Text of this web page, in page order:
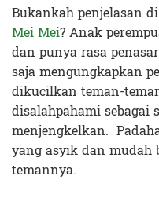
Bukankah penjelasan
Mei Mei?Anak
dan punya rasa
saja mengungkapkan
dikucilkan teman-
disalahpahami sebagai
menjengkelkan.
yang asyik dan mudah
temannya.